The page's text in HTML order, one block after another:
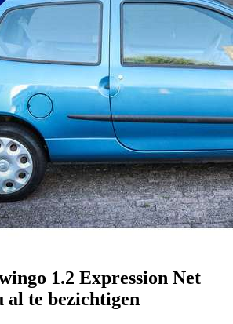
1.2 Expression Net
al te bezichtigen